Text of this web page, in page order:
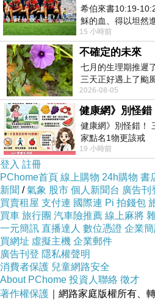
希伯來書10:19-
穌的血、得以坦然
我們開了一條又新
15 小時前
不確定的未來
七月的生理期推遲
三天正好遇上了颱
點虛，因為風雨不
2026-08-05
健康網》別怪錯！
家點名1物更該戒
https://
19 小時前
登入 註冊
PChome首頁 線上購物 24h購物 書
新聞 /氣象 股市 個人新聞台 廣告刊
買賣租屋 支付連 國際連 Pi 拍錢包
買車 旅行團 汽車險推薦 線上麻將
一元簡訊 直播達人 數位憑證 企業
買網址 虛擬主機 企業郵件
廣告刊登 隱私權聲明
消費者保護 兒童網路安全
About PChome 投資人聯絡 徵才
著作權保護 ｜網路家庭版權所有、